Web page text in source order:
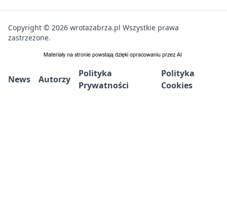
Copyright © 2026 wrotazabrza.pl Wszystkie prawa
zastrzeżone.
News Autorzy
Polityka
Prywatności
Polityka
Cookies